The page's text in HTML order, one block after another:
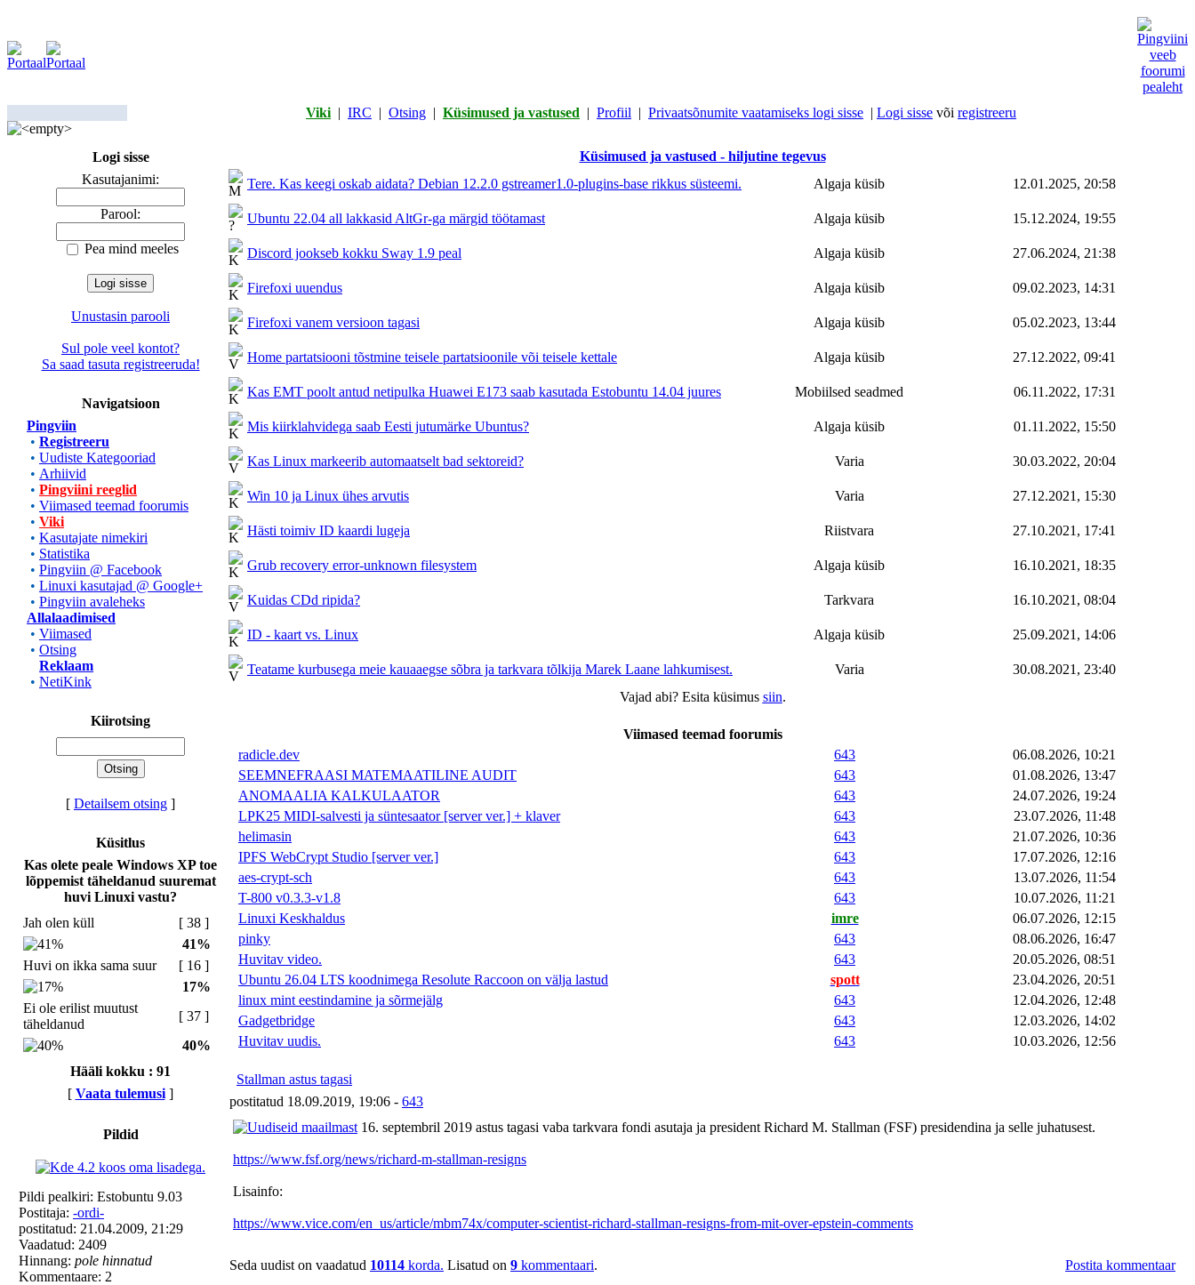
Viki | IRC | Otsing | Küsimused ja vastused | Profiil | Privaatsõnumite vaatamiseks logi sisse | Logi sisse või registreeru
Logi sisse
Kasutajanimi:
Parool:
Pea mind meeles
Unustasin parooli
Sul pole veel kontot?
Sa saad tasuta registreeruda!
Navigatsioon
Pingviin
• Registreeru
• Uudiste Kategooriad
• Arhiivid
• Pingviini reeglid
• Viimased teemad foorumis
• Viki
• Kasutajate nimekiri
• Statistika
• Pingviin @ Facebook
• Linuxi kasutajad @ Google+
• Pingviin avaleheks
Allalaadimised
• Viimased
• Otsing
Reklaam
• NetiKink
Kiirotsing
[ Detailsem otsing ]
Küsitlus
Kas olete peale Windows XP toe
lõppemist täheldanud suuremat
huvi Linuxi vastu?
Jah olen küll
[ 38 ]
41%
Huvi on ikka sama suur
[ 16 ]
17%
Ei ole erilist muutust
täheldanud
[ 37 ]
40%
Hääli kokku : 91
[ Vaata tulemusi]
Pildid
Pildi pealkiri: Estobuntu 9.03
Postitaja: -ordi-
postitatud: 21.04.2009, 21:29
Vaadatud: 2409
Hinnang: pole hinnatud
Kommentaare: 2
Küsimused ja vastused - hiljutine tegevus
Tere. Kas keegi oskab aidata? Debian 12.2.0 gstreamer1.0-plugins-base rikkus süsteemi.
Algaja küsib 12.01.2025, 20:58
Ubuntu 22.04 all lakkasid AltGr-ga märgid töötamast Algaja küsib 15.12.2024, 19:55
Discord jookseb kokku Sway 1.9 peal Algaja küsib 27.06.2024, 21:38
Firefoxi uuendus Algaja küsib 09.02.2023, 14:31
Firefoxi vanem versioon tagasi Algaja küsib 05.02.2023, 13:44
Home partatsiooni tõstmine teisele partatsioonile või teisele kettale Algaja küsib 27.12.2022, 09:41
Kas EMT poolt antud netipulka Huawei E173 saab kasutada Estobuntu 14.04 juures Mobiilsed seadmed 06.11.2022, 17:31
Mis kiirklahvidega saab Eesti jutumärke Ubuntus? Algaja küsib 01.11.2022, 15:50
Kas Linux markeerib automaatselt bad sektoreid? Varia 30.03.2022, 20:04
Win 10 ja Linux ühes arvutis Varia 27.12.2021, 15:30
Hästi toimiv ID kaardi lugeja Riistvara 27.10.2021, 17:41
Grub recovery error-unknown filesystem Algaja küsib 16.10.2021, 18:35
Kuidas CDd ripida? Tarkvara 16.10.2021, 08:04
ID - kaart vs. Linux Algaja küsib 25.09.2021, 14:06
Teatame kurbusega meie kauaaegse sõbra ja tarkvara tõlkija Marek Laane lahkumisest. Varia
30.08.2021, 23:40
Vajad abi? Esita küsimus siin.
Viimased teemad foorumis
radicle.dev
643
06.08.2026, 10:21
SEEMNEFRAASI MATEMAATILINE AUDIT
643
01.08.2026, 13:47
ANOMAALIA KALKULAATOR
643
24.07.2026, 19:24
LPK25 MIDI-salvesti ja süntesaator [server ver.] + klaver
643
23.07.2026, 11:48
helimasin
643
21.07.2026, 10:36
IPFS WebCrypt Studio [server ver.]
643
17.07.2026, 12:16
aes-crypt-sch
643
13.07.2026, 11:54
T-800 v0.3.3-v1.8
643
10.07.2026, 11:21
Linuxi Keskhaldus
imre
06.07.2026, 12:15
pinky
643
08.06.2026, 16:47
Huvitav video.
643
20.05.2026, 08:51
Ubuntu 26.04 LTS koodnimega Resolute Raccoon on välja lastud
spott
23.04.2026, 20:51
linux mint eestindamine ja sõrmejälg
643
12.04.2026, 12:48
Gadgetbridge
643
12.03.2026, 14:02
Huvitav uudis.
643 10.03.2026, 12:56
Stallman astus tagasi
postitatud 18.09.2019, 19:06 - 643
16. septembril 2019 astus tagasi vaba tarkvara fondi asutaja ja president Richard M. Stallman (FSF) presidendina ja selle juhatusest.
https://www.fsf.org/news/richard-m-stallman-resigns
Lisainfo:
https://www.vice.com/en_us/article/mbm74x/computer-scientist-richard-stallman-resigns-from-mit-over-epstein-comments
Seda uudist on vaadatud 10114 korda. Lisatud on 9 kommentaari. Postita kommentaar